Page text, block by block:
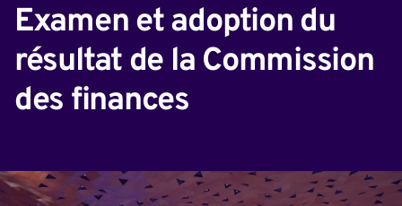
Examen et adoption du
résultat de la Commission
des finances